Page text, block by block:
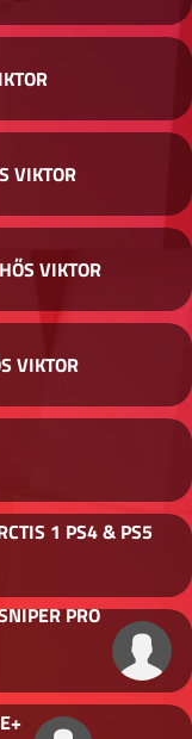
VIKTOR
VIKTOR
VIKTOR
1 PS4 & PS5
PRO